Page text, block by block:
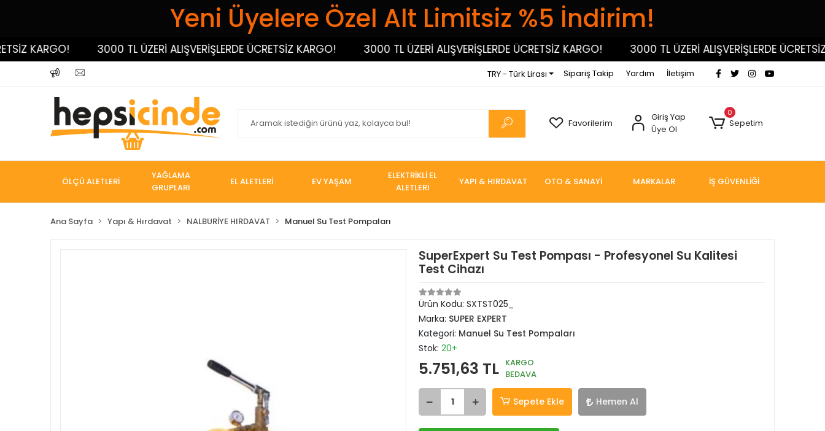
Yeni Üyelere Özel Alt Limitsiz %5 İndirim!
KARGO! 3000 TL ÜZERİ ALIŞVERİŞLERDE ÜCRETSİZ KARGO! 3000 TL ÜZERİ ALIŞVERİŞLERDE ÜCRETSİZ KARGO! 3000 TL ÜZERİ ALIŞVERİŞLERDE ÜCRETSİZ
TRY - Türk Lirası Sipariş Takip Yardım İletişim
Favorilerim
Giriş Yap
Üye Ol
0
Sepetim
ÖLÇÜ ALETLERİ
YAĞLAMA
GRUPLARI
EL ALETLERİ EV YAŞAM
ELEKTRİKLİ EL
ALETLERİ
YAPI & HIRDAVAT OTO & SANAYİ MARKALAR İŞ GÜVENLİĞİ
Ana Sayfa Yapı & Hırdavat NALBURİYE HIRDAVAT Manuel Su Test Pompaları
SuperExpert Su Test Pompası - Profesyonel Su Kalitesi
Test Cihazı
Ürün Kodu: SXTST025_
Marka: SUPER EXPERT
Kategori: Manuel Su Test Pompaları
Stok: 20+
5.751,63 TL KARGO
BEDAVA
Sepete Ekle Hemen Al